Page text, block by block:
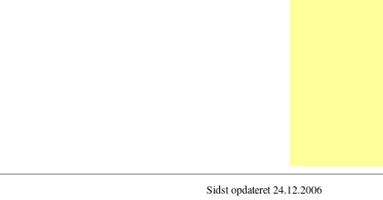
Sidst opdateret24.12.2006